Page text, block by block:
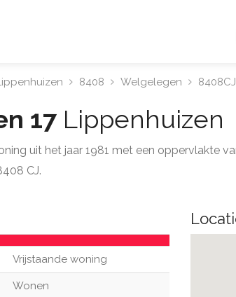
8408 Welgelegen 8408CJ
17 Lippenhuizen
uit het jaar 1981 met een oppervlakte
CJ.
Vrijstaande woning
Wonen